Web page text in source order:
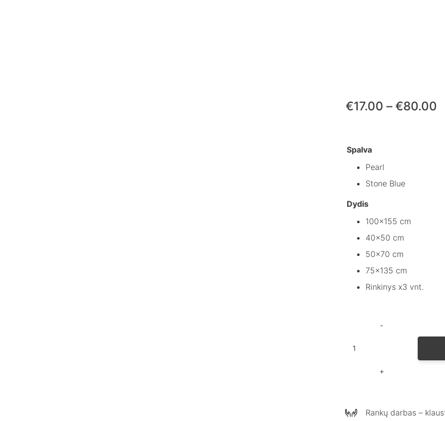
€17.00 – €80.00
Spalva
Pearl
Stone Blue
Dydis
100x155 cm
40x50 cm
50x70 cm
75x135 cm
Rinkinys x3 vnt.
Rankų darbas –